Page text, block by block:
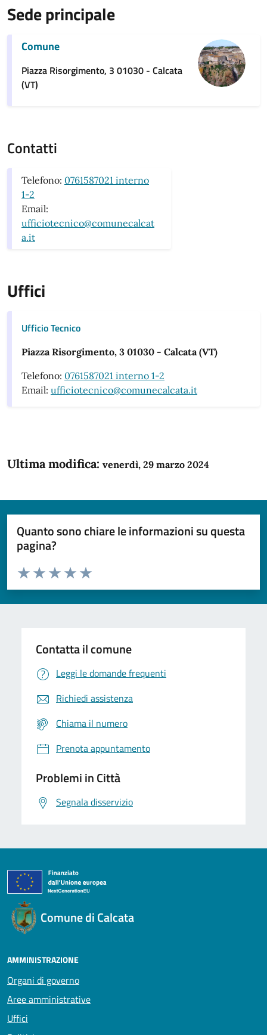
Sede principale
Comune
Piazza Risorgimento, 3 01030 - Calcata
(VT)
Contatti
Telefono: 0761587021 interno
1-2
Email:
ufficiotecnico@comunecalcat
a.it
Uffici
Ufficio Tecnico
Piazza Risorgimento, 3 01030 - Calcata (VT)
Telefono: 0761587021 interno 1-2
Email: ufficiotecnico@comunecalcata.it
Ultima modifica: venerdì, 29 marzo 2024
Quanto sono chiare le informazioni su questa
pagina?
Domanda
Valuta da 1 a 5 stelle la pagina
Valuta 5 stelle su 5
Valuta 4 stelle su 5
Valuta 3 stelle su 5
Valuta 2 stelle su 5
Valuta 1 stelle su 5
Contatta il comune
Leggi le domande frequenti
Richiedi assistenza
Chiama il numero
Prenota appuntamento
Problemi in Città
Segnala disservizio
Comune di Calcata
AMMINISTRAZIONE
Organi di governo
Aree amministrative
Uffici